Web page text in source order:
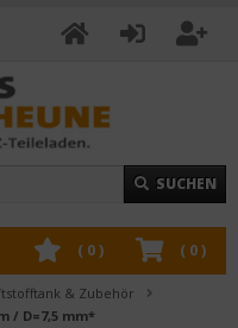
SUCHEN
( 0)
( 0)
& Zubehör
/ D=7,5 mm*